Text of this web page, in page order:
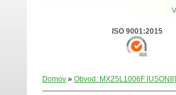
ISO 9001:2015
Domov » Obvod: MX25L1006F